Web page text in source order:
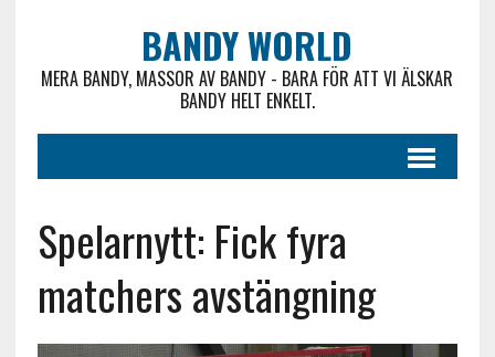
BANDY WORLD
MERA BANDY, MASSOR AV BANDY - BARA FÖR ATT VI ÄLSKAR
BANDY HELT ENKELT.
Spelarnytt: Fick fyra
matchers avstängning